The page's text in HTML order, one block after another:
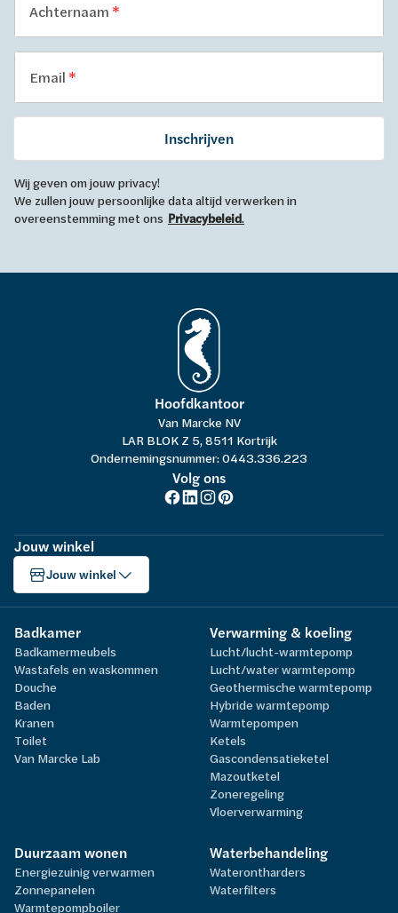
Achternaam
Email
Inschrijven
Wij geven om jouw privacy!
We zullen jouw persoonlijke data altijd verwerken in
overeenstemming met ons Privacybeleid.
Hoofdkantoor
Van Marcke NV
LAR BLOK Z 5, 8511 Kortrijk
Ondernemingsnummer: 0443.336.223
Volg ons
Jouw winkel
Jouw winkel
Badkamer
Badkamermeubels
Wastafels en waskommen
Douche
Baden
Kranen
Toilet
Van Marcke Lab
Verwarming & koeling
Lucht/lucht-warmtepomp
Lucht/water warmtepomp
Geothermische warmtepomp
Hybride warmtepomp
Warmtepompen
Ketels
Gascondensatieketel
Mazoutketel
Zoneregeling
Vloerverwarming
Duurzaam wonen
Energiezuinig verwarmen
Zonnepanelen
Warmtepompboiler
Waterbehandeling
Waterontharders
Waterfilters